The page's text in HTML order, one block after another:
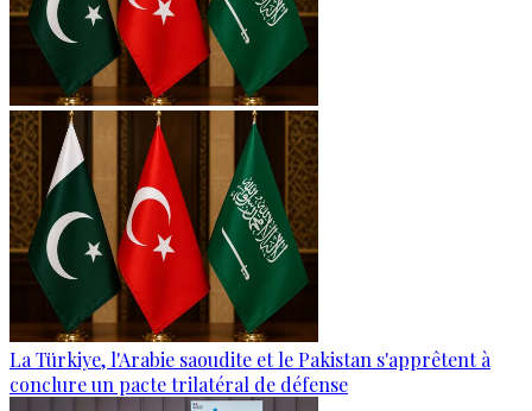
La Türkiye, l'Arabie saoudite et le Pakistan s'apprêtent à
conclure un pacte trilatéral de défense